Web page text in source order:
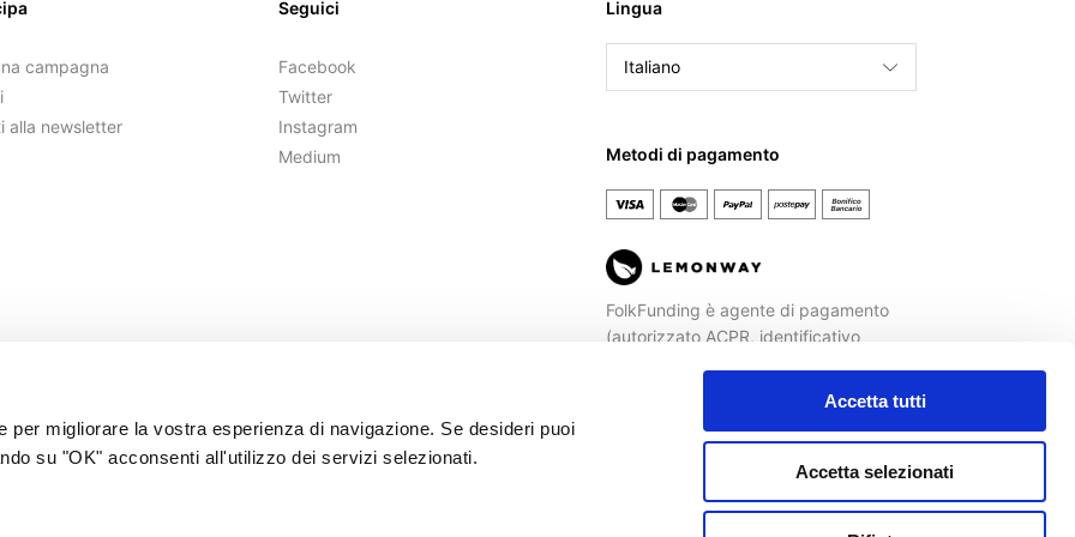
per migliorare la vostra esperienza di navigazione. Se desideri puoi
su "OK" acconsenti all'utilizzo dei servizi selezionati.
Accetta tutti
Accetta selezionati
campagna
alla newsletter
Seguici
Facebook
Twitter
Instagram
Medium
Lingua
Italiano
English
Español
Metodi di pagamento
FolkFunding è agente di pagamento
(autorizzato ACPR, identificativo